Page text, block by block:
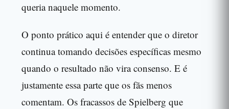
queria naquele momento.
O ponto prático aqui é entender que o diretor
continua tomando decisões específicas mesmo
quando o resultado não vira consenso. E é
justamente essa parte que os fãs menos
comentam. Os fracassos de Spielberg que